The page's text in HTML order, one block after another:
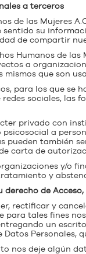
a terceros
de las Mujeres
sentido su
de compartir
Humanos de
a
mismos que son
para los que
sociales, las
privado con
a
pueden también
carta de
y/o
y
derecho de
rectificar y
para tales fines
un escrito
Personales,
nos deje algún